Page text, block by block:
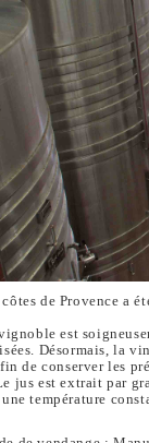
de Provence a
est
Désormais, la
de conserver les
jus est extrait par
température